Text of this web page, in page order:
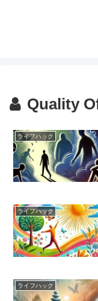
Quality
ライフハック
ライフハック
ライフハック